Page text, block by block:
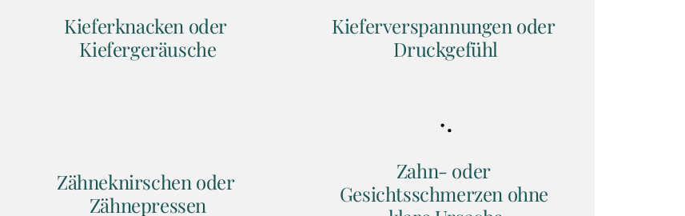
Kieferknacken oder
Kiefergeräusche
Kieferverspannungen oder
Druckgefühl
Zähneknirschen oder
Zähnepressen
Zahn- oder
Gesichtsschmerzen ohne